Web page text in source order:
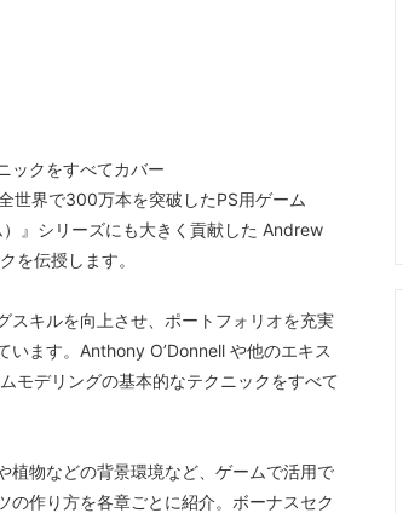
ックをすべてカバー
世界で300万本を突破したPS用ゲーム
』シリーズにも大きく貢献した Andrew
を伝授します。
スキルを向上させ、ポートフォリオを充実
います。Anthony O’Donnell や他のエキス
モデリングの基本的なテクニックをすべて
植物などの背景環境など、ゲームで活用で
の作り方を各章ごとに紹介。ボーナスセク